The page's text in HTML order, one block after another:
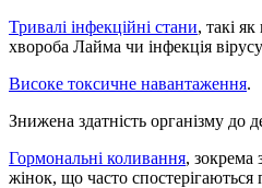
Тривалі інфекційні стани, такі
хвороба Лайма чи інфекція
Високе токсичне навантаження.
Знижена здатність організму до
Гормональні коливання, зокрема
жінок, що часто спостерігаються